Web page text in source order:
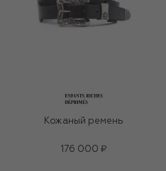
Кожаный ремень
176 000 ₽